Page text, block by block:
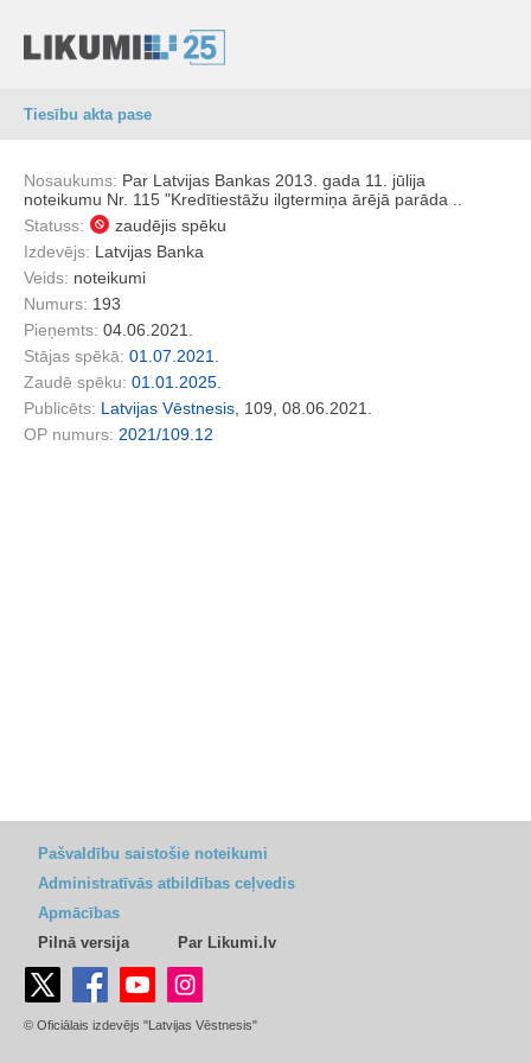
Tiesību akta pase
Nosaukums: Par Latvijas Bankas 2013. gada 11. jūlija
noteikumu Nr. 115 "Kredītiestāžu ilgtermiņa ārējā parāda ..
Statuss:
zaudējis spēku
Izdevējs: Latvijas Banka
Veids: noteikumi
Numurs: 193
Pieņemts: 04.06.2021.
Stājas spēkā: 01.07.2021.
Zaudē spēku: 01.01.2025.
Publicēts: Latvijas Vēstnesis , 109, 08.06.2021.
OP numurs: 2021/109.12
Pašvaldību saistošie noteikumi
Administratīvās atbildības ceļvedis
Apmācības
Pilnā versija
Par Likumi.lv
© Oficiālais izdevējs "Latvijas Vēstnesis"